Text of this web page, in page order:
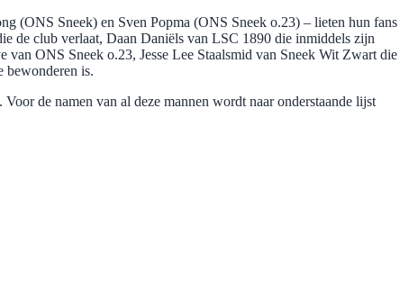
(ONS Sneek) en Sven Popma (ONS Sneek o.23) – lieten hun fans
de club verlaat, Daan Daniëls van LSC 1890 die inmiddels zijn
ONS Sneek o.23, Jesse Lee Staalsmid van Sneek Wit Zwart die
bewonderen is.
de namen van al deze mannen wordt naar onderstaande lijst